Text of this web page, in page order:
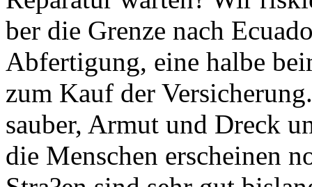
ber die Grenze nach
Abfertigung, eine halbe
zum Kauf der
sauber, Armut und Dreck
die Menschen erscheinen